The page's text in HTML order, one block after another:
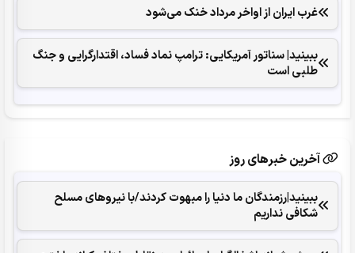
غرب ایران از اواخر مرداد خنک می‌شود
ببینید| سناتور آمریکایی: ترامپ نماد فساد، اقتدارگرایی و جنگ
طلبی است
آخرین خبرهای روز
ببینید|رزمندگان ما دنیا را مبهوت کردند/با نیروهای مسلح
شکافی نداریم